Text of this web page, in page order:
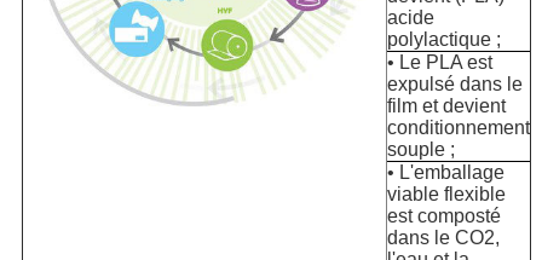
acide
polylactique ;
• Le PLA est
expulsé dans le
film et devient
conditionnement
souple ;
• L'emballage
viable flexible
est composté
dans le CO2,